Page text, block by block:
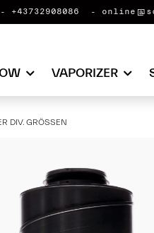
+43732908086
VAPORIZER
DIV. GRÖSSEN